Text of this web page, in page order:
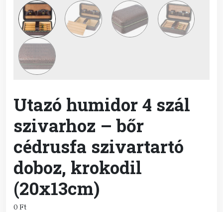
Utazó humidor 4 szál
szivarhoz – bőr
cédrusfa szivartartó
doboz, krokodil
(20x13cm)
0 Ft